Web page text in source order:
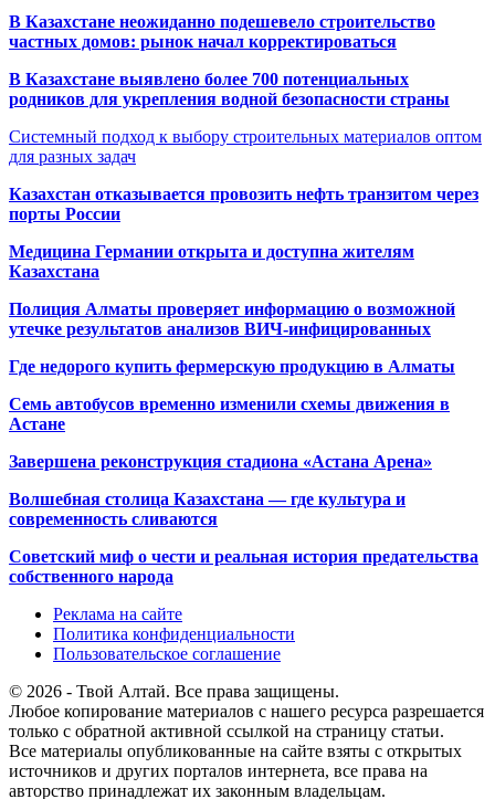
В Казахстане неожиданно подешевело строительство
частных домов: рынок начал корректироваться
В Казахстане выявлено более 700 потенциальных
родников для укрепления водной безопасности страны
Системный подход к выбору строительных материалов оптом
для разных задач
Казахстан отказывается провозить нефть транзитом через
порты России
Медицина Германии открыта и доступна жителям
Казахстана
Полиция Алматы проверяет информацию о возможной
утечке результатов анализов ВИЧ-инфицированных
Где недорого купить фермерскую продукцию в Алматы
Семь автобусов временно изменили схемы движения в
Астане
Завершена реконструкция стадиона «Астана Арена»
Волшебная столица Казахстана — где культура и
современность сливаются
Советский миф о чести и реальная история предательства
собственного народа
Реклама на сайте
Политика конфиденциальности
Пользовательское соглашение
© 2026 - Твой Алтай. Все права защищены.
Любое копирование материалов с нашего ресурса разрешается
только с обратной активной ссылкой на страницу статьи.
Все материалы опубликованные на сайте взяты с открытых
источников и других порталов интернета, все права на
авторство принадлежат их законным владельцам.